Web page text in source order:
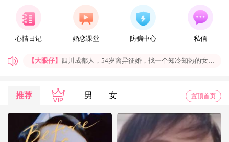
心情日记 婚恋课堂 防骗中心 私信
【大眼仔】
四川成都人，54岁离异征婚，找一个知冷知热的女人结婚过日子，非诚勿扰
【一米阳光】
上海征婚，找一位条件好点、能结婚的伴侣成家
【玉兰花】 山东济南本人，离异带一女儿，大龄男征婚，非诚勿扰。
【红玫】你再不来，我都老啦，个人诚征婚，限广西南宁
【乐园】湖北蕲春离异大龄女征婚，找一个蕲春的、60岁上下的男士结婚，共同过日子，不诚勿扰
推荐 男 女 置顶首页